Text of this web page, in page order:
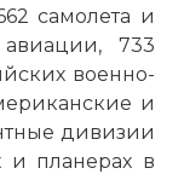
самолета и
733
военно-
и
дивизии
планерах в